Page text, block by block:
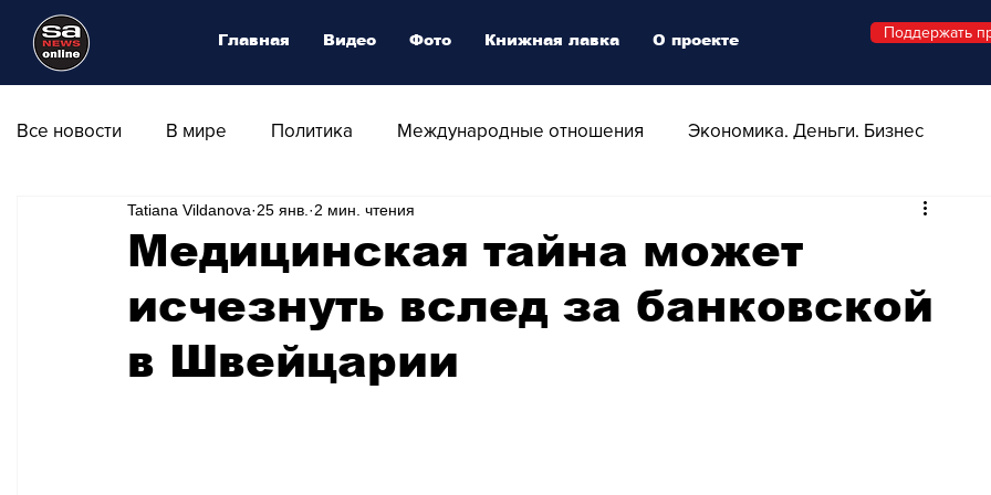
Все новости В мире Политика Международные отношения Экономика. Деньги. Бизнес
Общество Армия Аналитика
Транспорт Культура Магия искусства Swiss Афиша Стиль Стильный четверг
Медицинская тайна может
исчезнуть вслед за банковской
в Швейцарии
Tatiana Vildanova 25 янв. 2 мин. чтения
Главная Видео Фото Книжная лавка О проекте Поддержать